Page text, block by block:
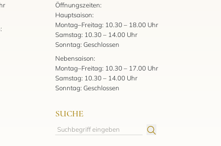
Öffnungszeiten:
Hauptsaison:
Montag–Freitag: 10.30 – 18.00 Uhr
Samstag: 10.30 – 14.00 Uhr
Sonntag: Geschlossen
Nebensaison:
Montag–Freitag: 10.30 – 17.00 Uhr
Samstag: 10.30 – 14.00 Uhr
Sonntag: Geschlossen
SUCHE